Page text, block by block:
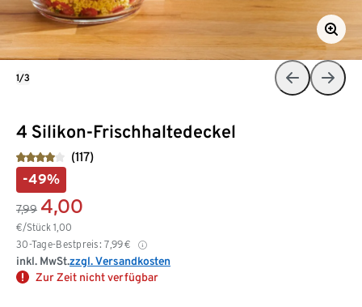
4 Silikon-Frischhaltedeckel
(117)
-49%
7,99 4,00
€/Stück 1,00
30-Tage-Bestpreis: 7,99€
inkl. MwSt.zzgl. Versandkosten
Zur Zeit nicht verfügbar
1/3